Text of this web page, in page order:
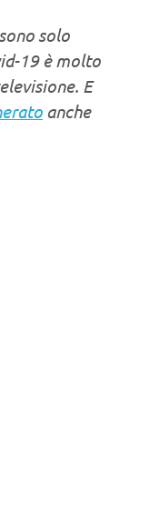
solo
19 è molto
E
anche